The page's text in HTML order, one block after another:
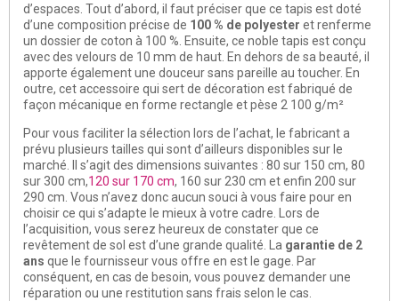
d’espaces. Tout d’abord, il faut préciser que ce tapis est doté
d’une composition précise de 100 % de polyester et renferme
un dossier de coton à 100 %. Ensuite, ce noble tapis est conçu
avec des velours de 10 mm de haut. En dehors de sa beauté, il
apporte également une douceur sans pareille au toucher. En
outre, cet accessoire qui sert de décoration est fabriqué de
façon mécanique en forme rectangle et pèse 2 100 g/m²
Pour vous faciliter la sélection lors de l’achat, le fabricant a
prévu plusieurs tailles qui sont d’ailleurs disponibles sur le
marché. Il s’agit des dimensions suivantes : 80 sur 150 cm, 80
sur 300 cm,120 sur 170 cm, 160 sur 230 cm et enfin 200 sur
290 cm. Vous n’avez donc aucun souci à vous faire pour en
choisir ce qui s’adapte le mieux à votre cadre. Lors de
l’acquisition, vous serez heureux de constater que ce
revêtement de sol est d’une grande qualité. La garantie de 2
ans que le fournisseur vous offre en est le gage. Par
conséquent, en cas de besoin, vous pouvez demander une
réparation ou une restitution sans frais selon le cas.